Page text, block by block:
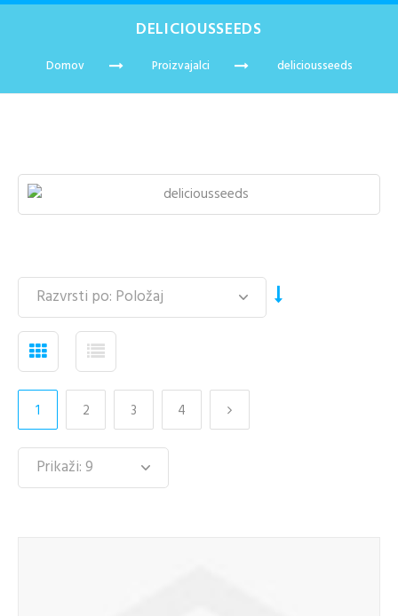
DELICIOUSSEEDS
Domov Proizvajalci deliciousseeds
1 2 3 4